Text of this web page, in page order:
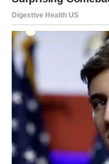
Savršen
Pred vama su važni
VAGA
Pokušavate održati
Ali postoji razlika